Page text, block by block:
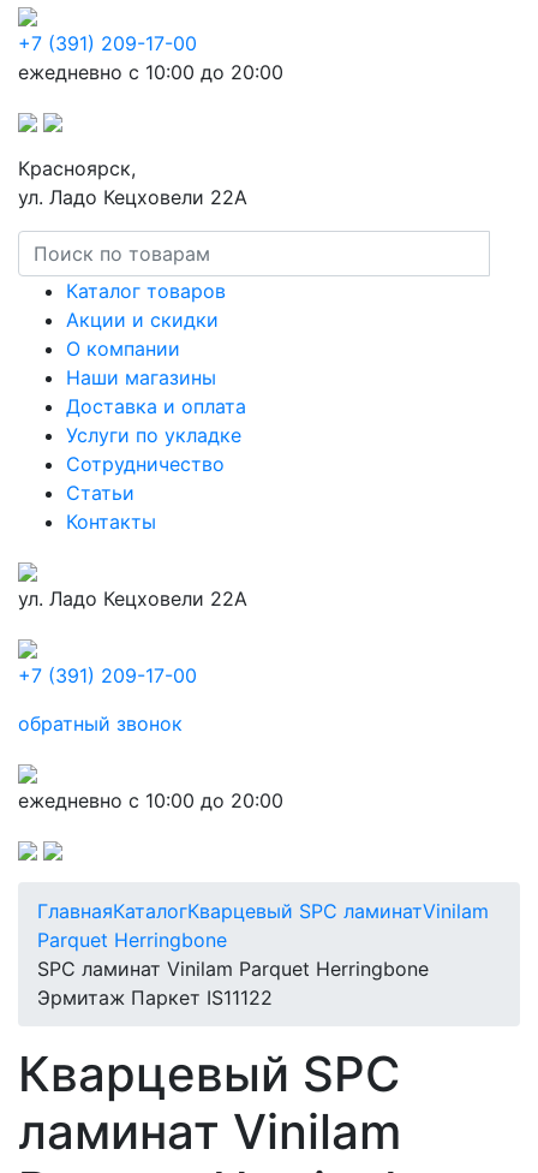
+7 (391) 209-17-00
ежедневно с 10:00 до 20:00
Красноярск,
ул. Ладо Кецховели 22А
Каталог товаров
Акции и скидки
О компании
Наши магазины
Доставка и оплата
Услуги по укладке
Сотрудничество
Статьи
Контакты
ул. Ладо Кецховели 22А
+7 (391) 209-17-00
обратный звонок
ежедневно с 10:00 до 20:00
ГлавнаяКаталогКварцевый SPC ламинатVinilam
Parquet Herringbone
SPC ламинат Vinilam Parquet Herringbone
Эрмитаж Паркет IS11122
Кварцевый SPC
ламинат Vinilam